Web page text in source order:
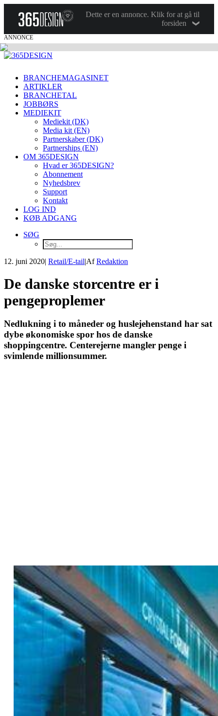
Dette er en annonce. Klik for at gå til
forsiden
ANNONCE
BRANCHEMAGASINET
ARTIKLER
BRANCHETAL
JOBBØRS
MEDIEKIT
Mediekit (DK)
Media kit (EN)
Partnerskaber (DK)
Partnerships (EN)
OM 365DESIGN
Hvad er 365DESIGN?
Abonnement
Nyhedsbrev
Support
Kontakt
LOG IND
KØB ADGANG
SØG
12. juni 2020| Retail/E-tail|AfRedaktion
De danske storcentre er i
pengeproplemer
Nedlukning i to måneder og huslejehenstand har sat
dybe økonomiske spor hos de danske
shoppingcentre. Centerejerne mangler penge i
svimlende millionsummer.